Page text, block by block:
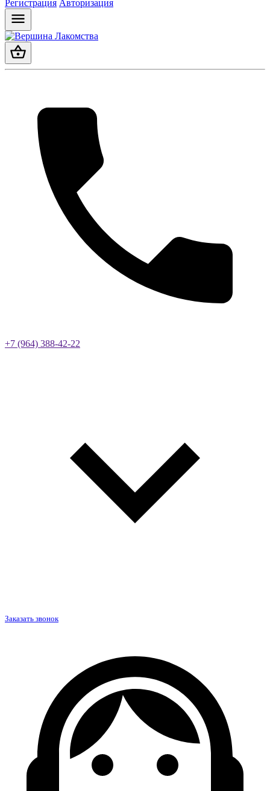
Регистрация Авторизация
+7 (964) 388-42-22
Заказать звонок